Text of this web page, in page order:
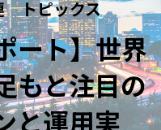
トピックス
ート】世界
もと注目の
と運用実